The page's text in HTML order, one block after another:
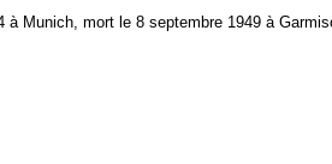
à Munich, mort le 8 septembre 1949 à